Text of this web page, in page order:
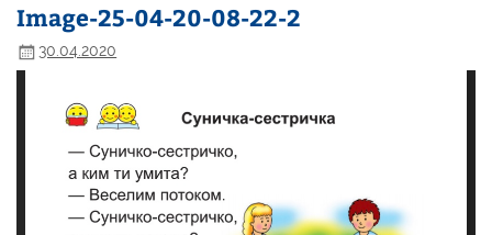
Image-25-04-20-08-22-2
30.04.2020